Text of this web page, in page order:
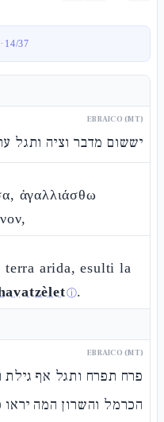
· 14/37
EBRAICO (MT)
יששום מדבר וציה ותגל
ἀγαλλιάσθω
arida, esulti la
ⓘ.
EBRAICO (MT)
פרח תפרח ותגל אף גילת
הכרמל והשרון המה יראו